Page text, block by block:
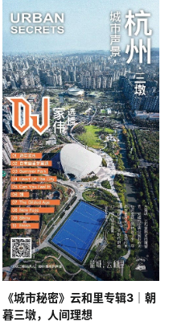
《城市秘密》云和里专辑3｜朝
暮三墩，人间理想